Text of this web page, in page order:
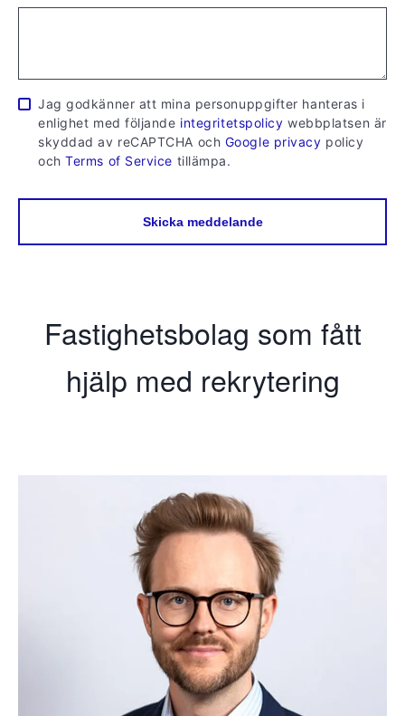
Jag godkänner att mina personuppgifter hanteras i
enlighet med följande integritetspolicy webbplatsen är
skyddad av reCAPTCHA och Google privacy policy
ochTerms of Service tillämpa.
Skicka meddelande
Fastighetsbolag som fått
hjälp med rekrytering